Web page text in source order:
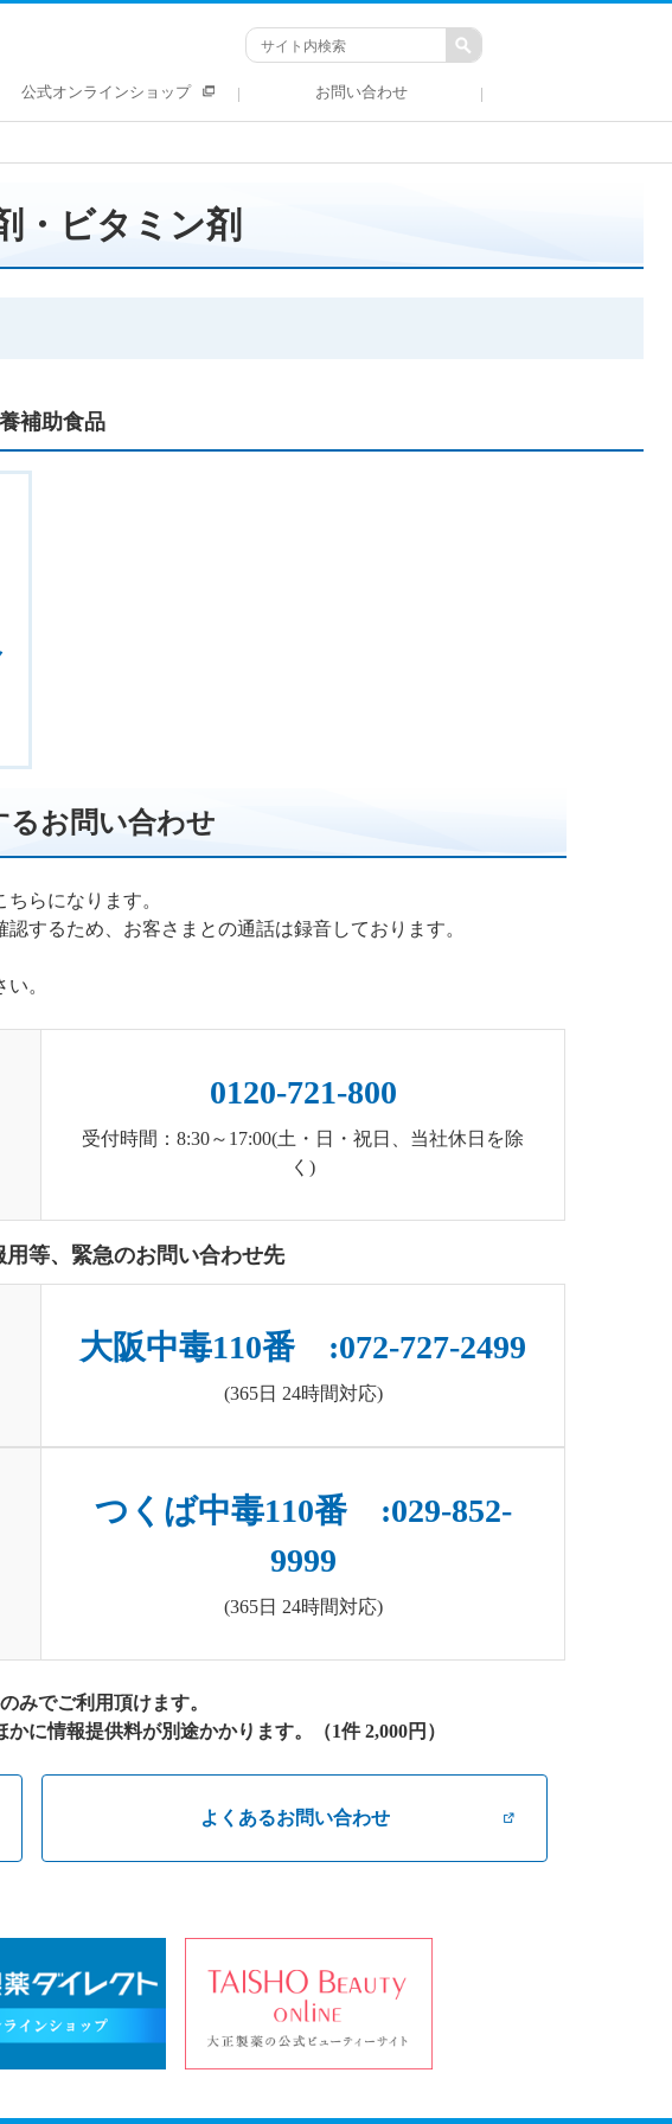
公式オンラインショップ お問い合わせ
・ビタミン剤
補助食品
るお問い合わせ
らになります。
するため、お客さまとの通話は録音しております。
。
0120-721-800
受付時間：8:30～17:00(土・日・祝日、当社休日を除
く)
用等、緊急のお問い合わせ先
大阪中毒110番 :072-727-2499
(365日 24時間対応)
つくば中毒110番 :029-852-
9999
(365日 24時間対応)
みでご利用頂けます。
に情報提供料が別途かかります。（1件 2,000円）
よくあるお問い合わせ